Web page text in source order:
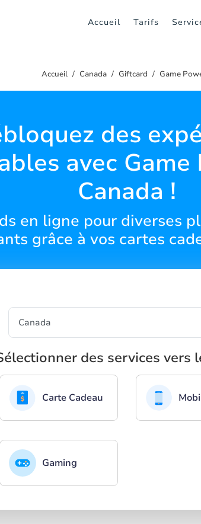
Accueil Tarifs
Accueil Canada Giftcard Game
des
avec Game
Canada !
en ligne pour diverses
grâce à vos cartes
des services vers
Carte Cadeau
Gaming